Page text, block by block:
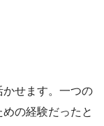
せます。一つの
の経験だったと